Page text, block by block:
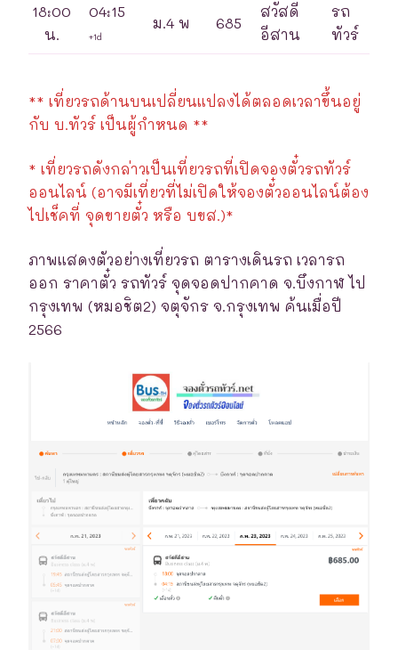
18:00
น.
04:15
+1d
ม.4 พ 685
สวัสดี
อีสาน
รถ
ทัวร์
** เที่ยวรถด้านบนเปลี่ยนแปลงได้ตลอดเวลาขึ้นอยู่
กับ บ.ทัวร์ เป็นผู้กำหนด **
* เที่ยวรถดังกล่าวเป็นเที่ยวรถที่เปิดจองตั๋วรถทัวร์
ออนไลน์ (อาจมีเที่ยวที่ไม่เปิดให้จองตั๋วออนไลน์ต้อง
ไปเช็คที่ จุดขายตั๋ว หรือ บขส.)*
ภาพแสดงตัวอย่างเที่ยวรถ ตารางเดินรถ เวลารถ
ออก ราคาตั๋ว รถทัวร์ จุดจอดปากคาด จ.บึงกาฬ ไป
กรุงเทพ (หมอชิต2) จตุจักร จ.กรุงเทพ ค้นเมื่อปี
2566